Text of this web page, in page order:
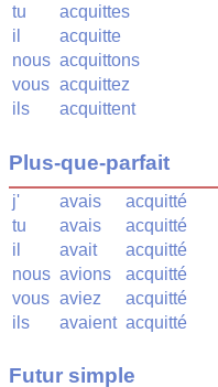
tu
acquittes
il
acquitte
nous acquittons
vous acquittez
ils
acquittent
Plus-que-parfait
j' avais
acquitté
tu
avais
acquitté
il
avait
acquitté
nous avions
acquitté
vous aviez
acquitté
ils
avaient acquitté
Futur simple